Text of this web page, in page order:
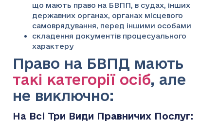
що мають право на БВПП, в судах, інших
державних органах, органах місцевого
самоврядування, перед іншими особами
складення документів процесуального
характеру
Право на БВПД мають
такі категорії осіб, але
не виключно:
На Всі Три Види Правничих Послуг: